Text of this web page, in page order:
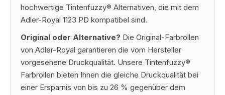
hochwertige Tintenfuzzy® Alternativen, die mit dem
Adler-Royal 1123 PD kompatibel sind.
Original oder Alternative? Die Original-Farbrollen
von Adler-Royal garantieren die vom Hersteller
vorgesehene Druckqualität. Unsere Tintenfuzzy®
Farbrollen bieten Ihnen die gleiche Druckqualität bei
einer Ersparnis von bis zu 26 % gegenüber dem